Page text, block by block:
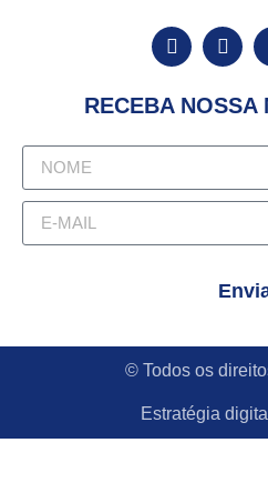
RECEBA NOSSA
© Todos os
Estratégia